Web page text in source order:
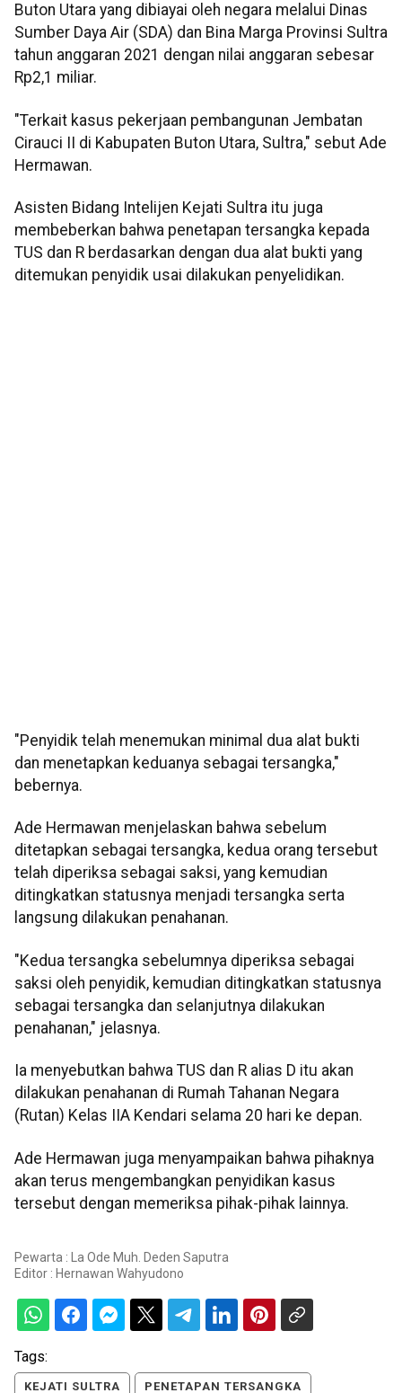
Buton Utara yang dibiayai oleh negara melalui Dinas
Sumber Daya Air (SDA) dan Bina Marga Provinsi Sultra
tahun anggaran 2021 dengan nilai anggaran sebesar
Rp2,1 miliar.
"Terkait kasus pekerjaan pembangunan Jembatan
Cirauci II di Kabupaten Buton Utara, Sultra," sebut Ade
Hermawan.
Asisten Bidang Intelijen Kejati Sultra itu juga
membeberkan bahwa penetapan tersangka kepada
TUS dan R berdasarkan dengan dua alat bukti yang
ditemukan penyidik usai dilakukan penyelidikan.
"Penyidik telah menemukan minimal dua alat bukti
dan menetapkan keduanya sebagai tersangka,"
bebernya.
Ade Hermawan menjelaskan bahwa sebelum
ditetapkan sebagai tersangka, kedua orang tersebut
telah diperiksa sebagai saksi, yang kemudian
ditingkatkan statusnya menjadi tersangka serta
langsung dilakukan penahanan.
"Kedua tersangka sebelumnya diperiksa sebagai
saksi oleh penyidik, kemudian ditingkatkan statusnya
sebagai tersangka dan selanjutnya dilakukan
penahanan," jelasnya.
Ia menyebutkan bahwa TUS dan R alias D itu akan
dilakukan penahanan di Rumah Tahanan Negara
(Rutan) Kelas IIA Kendari selama 20 hari ke depan.
Ade Hermawan juga menyampaikan bahwa pihaknya
akan terus mengembangkan penyidikan kasus
tersebut dengan memeriksa pihak-pihak lainnya.
Pewarta : La Ode Muh. Deden Saputra
Editor : Hernawan Wahyudono
Tags:
KEJATI SULTRA PENETAPAN TERSANGKA